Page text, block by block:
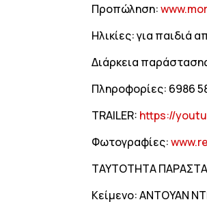
Προπώληση:
Ηλικίες: για παιδιά
Διάρκεια
Πληροφορίες: 6986
TRAILER: https://
Φωτογραφίες:
ΤΑΥΤΟΤΗΤΑ
Κείμενο: ΑΝΤΟΥΑΝ